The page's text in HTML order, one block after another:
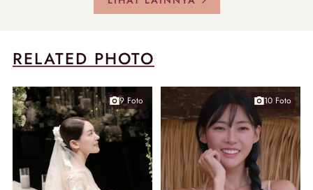
RELATED PHOTO
9 Foto 10 Foto